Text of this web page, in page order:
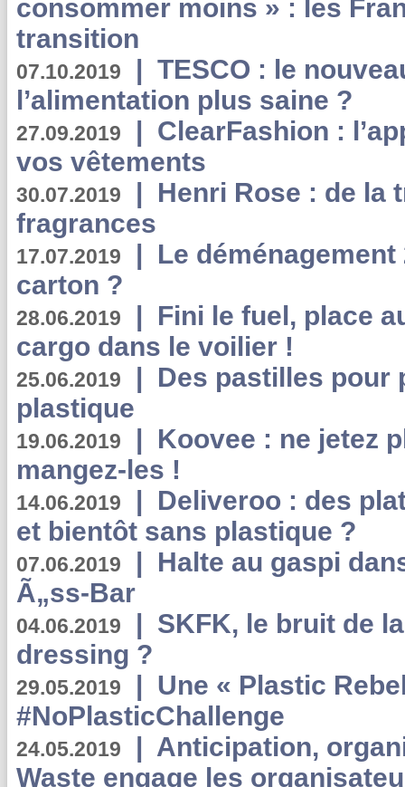
consommer moins » : les
transition
07.10.2019 | TESCO : le
l’alimentation plus saine ?
27.09.2019 | ClearFashion :
vos vêtements
30.07.2019 | Henri Rose : de la
fragrances
17.07.2019 | Le
carton ?
28.06.2019 | Fini le fuel, place
cargo dans le voilier !
25.06.2019 | Des pastilles pour
plastique
19.06.2019 | Koovee : ne jetez
mangez-les !
14.06.2019 | Deliveroo : des
et bientôt sans plastique ?
07.06.2019 | Halte au gaspi
Ã„ss-Bar
04.06.2019 | SKFK, le bruit de
dressing ?
29.05.2019 | Une « Plastic
#NoPlasticChallenge
24.05.2019 | Anticipation,
Waste engage les